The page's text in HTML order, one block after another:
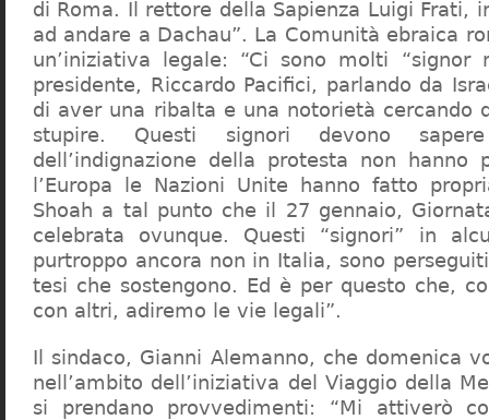
di Roma. Il rettore della Sapienza Luigi Frati,
ad andare a Dachau”. La Comunità ebraica
un’iniziativa legale: “Ci sono molti “signor
presidente, Riccardo Pacifici, parlando da
di aver una ribalta e una notorietà cercando
stupire. Questi signori devono
dell’indignazione della protesta non hanno
l’Europa le Nazioni Unite hanno fatto
Shoah a tal punto che il 27 gennaio,
celebrata ovunque. Questi “signori” in
purtroppo ancora non in Italia, sono
tesi che sostengono. Ed è per questo che,
con altri, adiremo le vie legali”.
Il sindaco, Gianni Alemanno, che domenica
nell’ambito dell’iniziativa del Viaggio della
si prendano provvedimenti: “Mi attiverò